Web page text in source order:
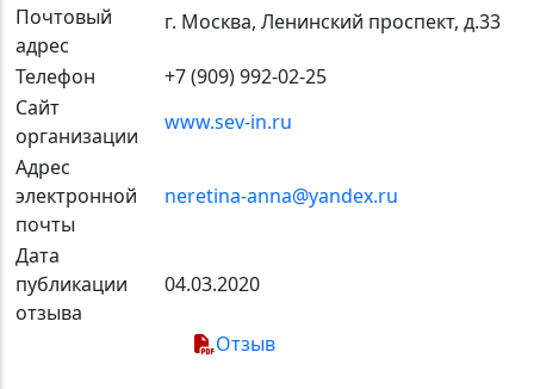
Почтовый
адрес
г. Москва, Ленинский проспект, д.33
Телефон
+7 (909) 992-02-25
Сайт
организации
www.sev-in.ru
Адрес
электронной
почты
neretina-anna@yandex.ru
Дата
публикации
отзыва
04.03.2020
Отзыв